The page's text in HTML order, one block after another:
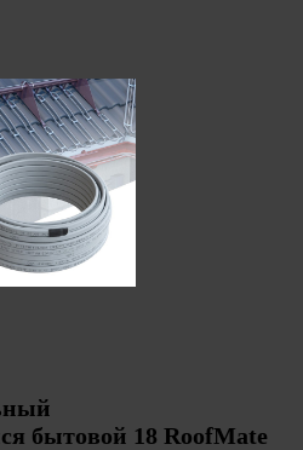
бытовой 18 RoofMate